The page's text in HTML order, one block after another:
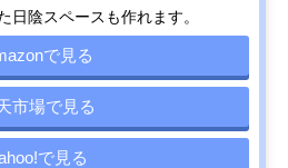
日陰スペースも作れます。
で見る
市場で見る
で見る